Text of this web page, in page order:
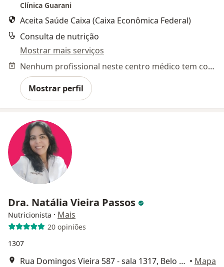
Clínica Guarani
Aceita Saúde Caixa (Caixa Econômica Federal)
Consulta de nutrição
Mostrar mais serviços
Nenhum profissional neste centro médico tem consultas disponíveis
Mostrar perfil
Dra. Natália Vieira Passos
Nutricionista · Mais
20 opiniões
1307
Rua Domingos Vieira 587 - sala 1317, Belo Horizonte • Mapa